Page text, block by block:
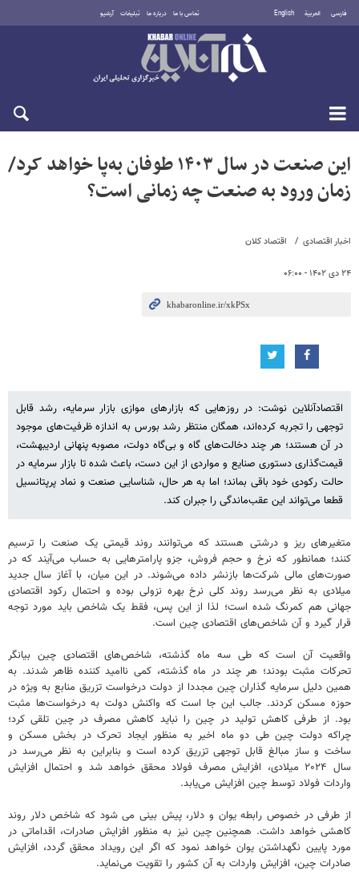
فارسی العربية English تماس با ما درباره ما تبلیغات آرشیو
یکشنبه ۱۸ مرداد ۱۴۰۵
اخبار اقتصادی اقتصاد کلان
۲۴ دی ۱۴۰۲ - ۰۶:۰۰
این صنعت در سال ۱۴۰۳ طوفان به‌پا خواهد کرد/
زمان ورود به صنعت چه زمانی است؟
اقتصادآنلاین نوشت: در روزهایی که بازارهای موازی بازار سرمایه، رشد قابل
توجهی را تجربه کرده‌اند، همگان منتظر رشد بورس به اندازه ظرفیت‌های موجود
در آن هستند؛ هر چند دخالت‌های گاه و بی‌گاه دولت، مصوبه پنهانی اردیبهشت،
قیمت‌گذاری دستوری صنایع و مواردی از این دست، باعث شده تا بازار سرمایه در
حالت رکودی خود باقی بماند؛ اما به هر حال، شناسایی صنعت و نماد پرپتانسیل
قطعا می‌تواند این عقب‌ماندگی را جبران کند.
متغیرهای ریز و درشتی هستند که می‌توانند روند قیمتی یک صنعت را ترسیم
کنند؛ همانطور که نرخ و حجم فروش، جزو پارامترهایی به حساب می‌آیند که در
صورت‌های مالی شرکت‌ها بازنشر داده می‌شوند. در این میان، با آغاز سال جدید
میلادی به نظر می‌رسد روند کلی نرخ بهره نزولی بوده و احتمال رکود اقتصادی
جهانی هم کمرنگ شده است؛ لذا از این پس، فقط یک شاخص باید مورد توجه
قرار گیرد و آن شاخص‌های اقتصادی چین است.
واقعیت آن است که طی سه ماه گذشته، شاخص‌های اقتصادی چین بیانگر
تحرکات مثبت بودند؛ هر چند در ماه گذشته، کمی ناامید کننده ظاهر شدند. به‌
همین دلیل سرمایه گذاران چین مجددا از دولت درخواست تزریق منابع به‌ ویژه در
حوزه مسکن کردند. جالب این جا است که واکنش دولت به درخواست‌ها مثبت
بود. از طرفی کاهش تولید در چین را نباید کاهش مصرف در چین تلقی کرد؛
چراکه دولت چین طی دو ماه اخیر به منظور ایجاد تحرک در بخش مسکن و
ساخت و ساز مبالغ قابل توجهی تزریق کرده است و بنابراین به نظر می‌رسد در
سال ۲۰۲۴ میلادی، افزایش مصرف فولاد محقق خواهد شد و احتمال افزایش
واردات فولاد توسط چین افزایش می‌یابد.
از طرفی در خصوص رابطه یوان و دلار، پیش بینی می شود که شاخص دلار روند
کاهشی خواهد داشت. همچنین چین نیز به منظور افزایش صادرات، اقداماتی در
مورد پایین نگهداشتن یوان خواهد نمود که اگر این رویداد محقق گردد، افزایش
صادرات چین، افزایش واردات به آن کشور را تقویت می‌نماید.